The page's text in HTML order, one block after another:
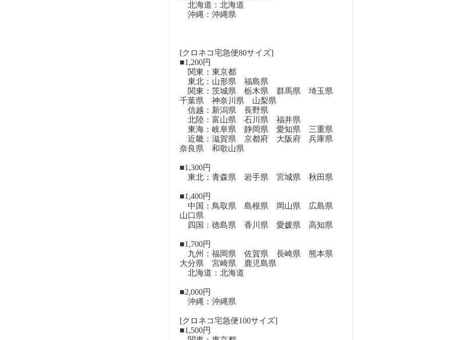
北海道：北海道
沖縄：沖縄県
[クロネコ宅急便80サイズ]
■1,200円
関東：東京都
東北：山形県 福島県
関東：茨城県 栃木県 群馬県 埼玉県
千葉県 神奈川県 山梨県
信越：新潟県 長野県
北陸：富山県 石川県 福井県
東海：岐阜県 静岡県 愛知県 三重県
近畿：滋賀県 京都府 大阪府 兵庫県
奈良県 和歌山県
■1,300円
東北：青森県 岩手県 宮城県 秋田県
■1,400円
中国：鳥取県 島根県 岡山県 広島県
山口県
四国：徳島県 香川県 愛媛県 高知県
■1,700円
九州：福岡県 佐賀県 長崎県 熊本県
大分県 宮崎県 鹿児島県
北海道：北海道
■2,000円
沖縄：沖縄県
[クロネコ宅急便100サイズ]
■1,500円